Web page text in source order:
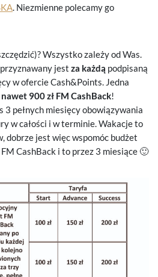
. Niezmienne polecamy go
Wszystko zależy od Was.
jest za każdą podpisaną
w ofercie Cash&Points. Jedna
900 zł FM CashBack!
pełnych miesięcy obowiązywania
w całości i w terminie. Wakacje to
dobrze jest więc wspomóc budżet
CashBack i to przez 3 miesiące 🙂